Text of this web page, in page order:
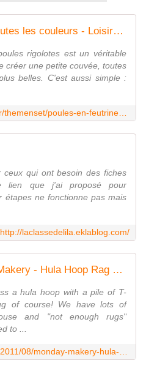
Poules en feutrine de toutes les couleurs - Loisirs créatifs à petits prix VBS Hobby Service
rigolotes est un véritable
créer une petite couvée, toutes
belles. C'est aussi simple :
ceux qui ont besoin des fiches
lien que j'ai proposé pour
étapes ne fonctionne pas mais
http://laclassedelila.eklablog.com/
Sisters Guild: Monday Makery - Hula Hoop Rag Rug
a hula hoop with a pile of T-
of course! We have lots of
and "not enough rugs"
to ...